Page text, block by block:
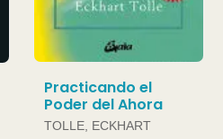
Practicando el
Poder del Ahora
TOLLE, ECKHART